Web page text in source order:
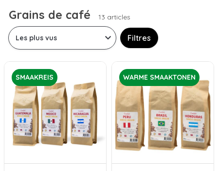
Grains de café 13 articles
Filtres
SMAAKREIS WARME SMAAKTONEN